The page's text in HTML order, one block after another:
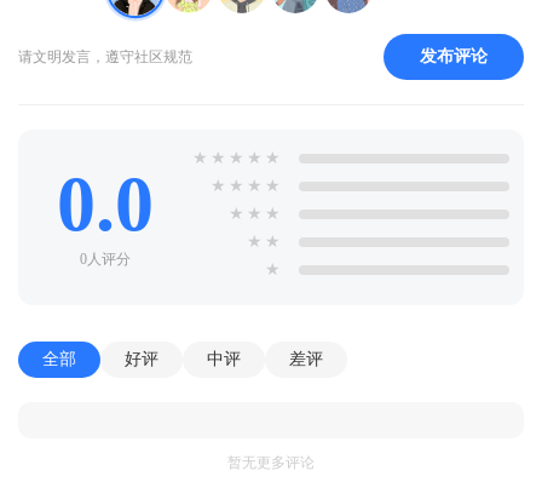
请文明发言，遵守社区规范 发布评论
0.0
0人评分
★ ★ ★ ★ ★
★ ★ ★ ★
★ ★ ★
★ ★
★
全部 好评 中评 差评
暂无更多评论